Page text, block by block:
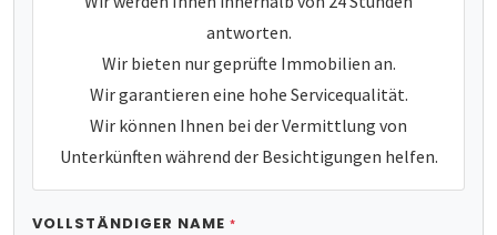
antworten.
Wir bieten nur geprüfte Immobilien an.
Wir garantieren eine hohe Servicequalität.
Wir können Ihnen bei der Vermittlung von
Unterkünften während der Besichtigungen helfen.
VOLLSTÄNDIGER NAME *